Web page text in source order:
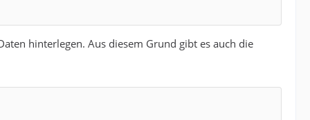
hinterlegen. Aus diesem Grund gibt es auch die